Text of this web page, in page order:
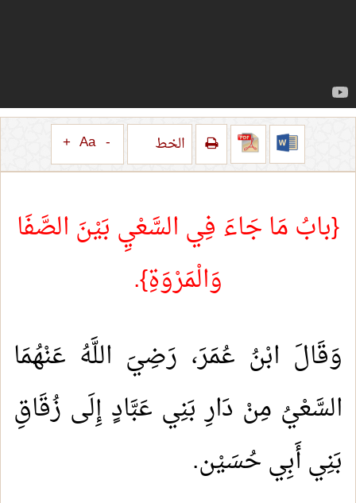
الخط -
Aa
+
{بابُ مَا جَاءَ فِي السَّعْيِ بَيْنَ الصَّفَا
وَالْمَرْوَةِ}.
وَقَالَ ابْنُ عُمَرَ، رَضِيَ اللَّهُ عَنْهُمَا
السَّعْيُ مِنْ دَارِ بَنِي عَبَّادٍ إِلَى زُقَاقِ
بَنِي أَبِي حُسَيْن.